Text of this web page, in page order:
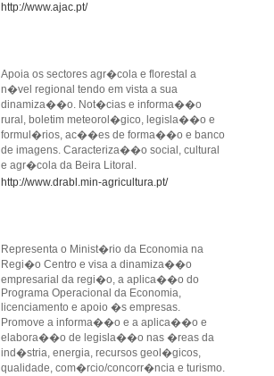
http://www.ajac.pt/
Apoia os sectores agr�cola e florestal a
n�vel regional tendo em vista a sua
dinamiza��o. Not�cias e informa��o
rural, boletim meteorol�gico, legisla��o e
formul�rios, ac��es de forma��o e banco
de imagens. Caracteriza��o social, cultural
e agr�cola da Beira Litoral.
http://www.drabl.min-agricultura.pt/
Representa o Minist�rio da Economia na
Regi�o Centro e visa a dinamiza��o
empresarial da regi�o, a aplica��o do
Programa Operacional da Economia,
licenciamento e apoio �s empresas.
Promove a informa��o e a aplica��o e
elabora��o de legisla��o nas �reas da
ind�stria, energia, recursos geol�gicos,
qualidade, com�rcio/concorr�ncia e turismo.